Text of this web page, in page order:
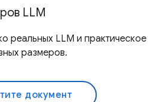
LLM
реальных LLM и практическое
размеров.
документ